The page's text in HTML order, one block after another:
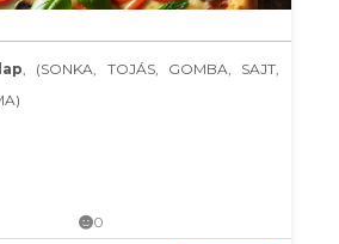
, (SONKA, TOJÁS, GOMBA, SAJT,
0